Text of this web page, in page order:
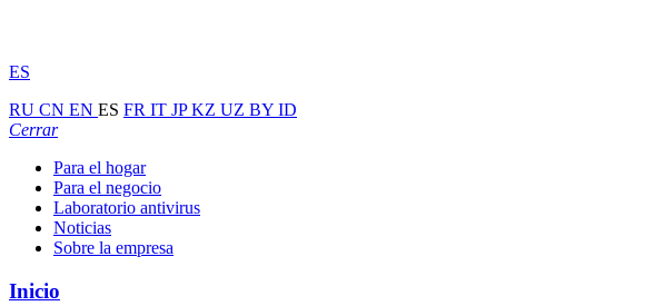
ES
RU CN EN ES FR IT JPKZ UZ BY ID
Cerrar
Para el hogar
Para el negocio
Laboratorio antivirus
Noticias
Sobre la empresa
Inicio